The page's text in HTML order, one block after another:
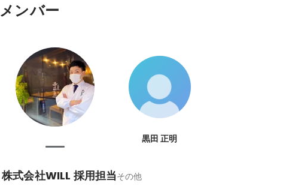
メンバー
黒田 正明
株式会社WILL 採用担当その他